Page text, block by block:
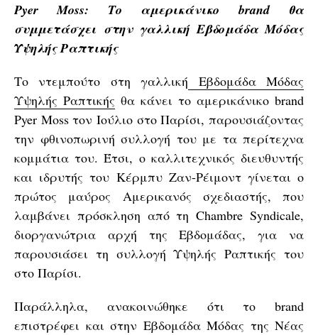
Pyer Moss: Το αμερικάνικο brand θα
συμμετάσχει στην γαλλική Εβδομάδα Μόδας
Υψηλής Ραπτικής
Το ντεμπούτο στη γαλλική Εβδομάδα Μόδας
Υψηλής Ραπτικής θα κάνει το αμερικάνικο brand
Pyer Moss τον Ιούλιο στο Παρίσι, παρουσιάζοντας
την φθινοπωρινή συλλογή του με τα περίτεχνα
κομμάτια του. Έτσι, ο καλλιτεχνικός διευθυντής
και ιδρυτής του Κέρμπυ Ζαν-Ρέιμοντ γίνεται ο
πρώτος μαύρος Αμερικανός σχεδιαστής, που
λαμβάνει πρόσκληση από τη Chambre Syndicale,
διοργανώτρια αρχή της Εβδομάδας, για να
παρουσιάσει τη συλλογή Υψηλής Ραπτικής του
στο Παρίσι.
Παράλληλα, ανακοινώθηκε ότι το brand
επιστρέφει και στην Εβδομάδα Μόδας της Νέας